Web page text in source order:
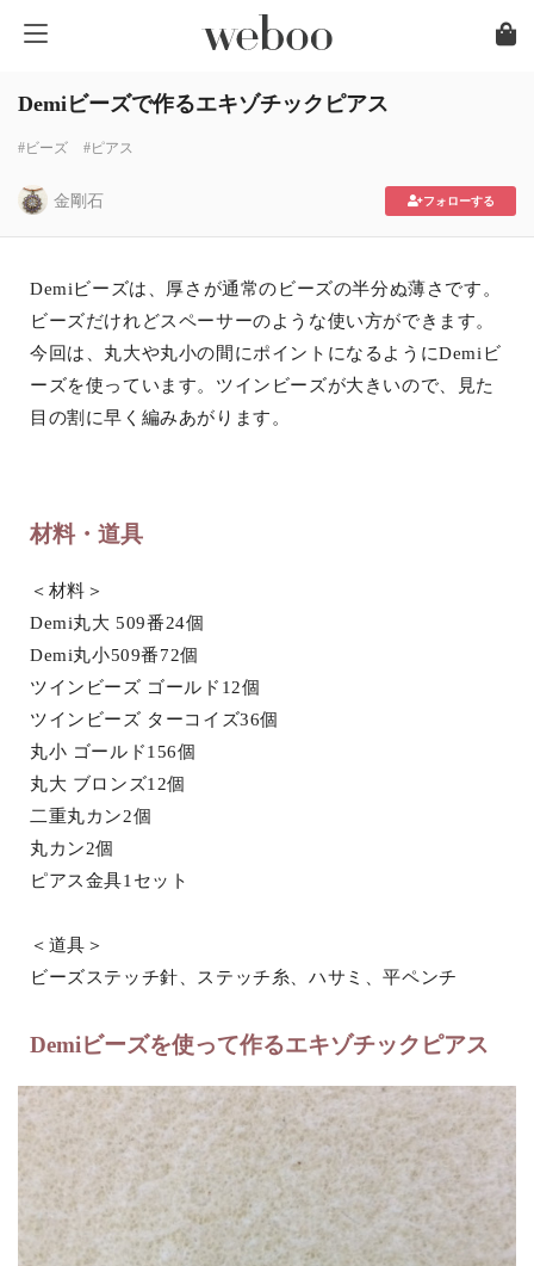
Demiビーズで作るエキゾチックピアス
#ビーズ #ピアス
金剛石 フォローする
Demiビーズは、厚さが通常のビーズの半分ぬ薄さです。
ビーズだけれどスペーサーのような使い方ができます。
今回は、丸大や丸小の間にポイントになるようにDemiビ
ーズを使っています。ツインビーズが大きいので、見た
目の割に早く編みあがります。
材料・道具
＜材料＞
Demi丸大 509番24個
Demi丸小509番72個
ツインビーズ ゴールド12個
ツインビーズ ターコイズ36個
丸小 ゴールド156個
丸大 ブロンズ12個
二重丸カン2個
丸カン2個
ピアス金具1セット
＜道具＞
ビーズステッチ針、ステッチ糸、ハサミ、平ペンチ
Demiビーズを使って作るエキゾチックピアス